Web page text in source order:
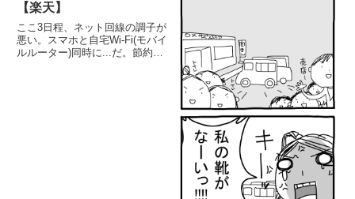
【楽天】
ここ3日程、ネット回線の調子が
悪い。スマホと自宅Wi-Fi(モバイ
ルルーター)同時に...だ。節約す